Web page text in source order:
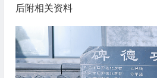
后附相关资料